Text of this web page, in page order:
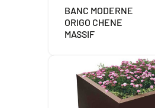
BANC MODERNE
ORIGO CHENE
MASSIF